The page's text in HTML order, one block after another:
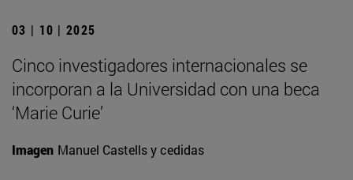
03 | 10 | 2025
Cinco investigadores internacionales se
incorporan a la Universidad con una beca
‘Marie Curie’
Imagen Manuel Castells y cedidas